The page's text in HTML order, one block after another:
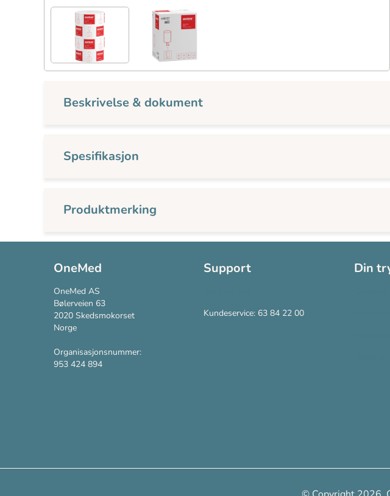
Beskrivelse & dokument
Spesifikasjon
Produktmerking
OneMed
OneMed AS
Bølerveien 63
2020 Skedsmokorset
Norge
Organisasjonsnummer:
953 424 894
Support
Kundeservice: 63 84 22 00
Din